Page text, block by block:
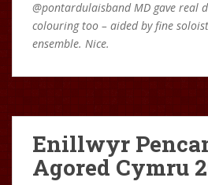
@pontardulaisband MD gave real
colouring too – aided by fine
ensemble. Nice.
Enillwyr
Agored Cymru